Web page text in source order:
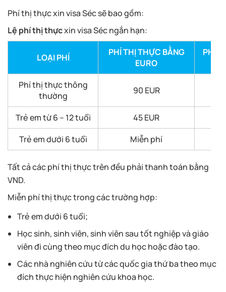
Phí thị thực xin visa Séc sẽ bao gồm:
Lệ phí thị thựcxin visa Séc ngắn hạn:
LOẠI PHÍ
PHÍ THỊ THỰC BẰNG
EURO
PHÍ
Phí thị thực thông
thường
90 EUR
Trẻ em từ 6 – 12 tuổi 45 EUR
Trẻ em dưới 6 tuổi
Miễn phí
Tất cả các phí thị thực trên đều phải thanh toán bằng
VND.
Miễn phí thị thực trong các trường hợp:
Trẻ em dưới 6 tuổi;
Học sinh, sinh viên, sinh viên sau tốt nghiệp và giáo
viên đi cùng theo mục đích du học hoặc đào tạo.
Các nhà nghiên cứu từ các quốc gia thứ ba theo mục
đích thực hiện nghiên cứu khoa học.